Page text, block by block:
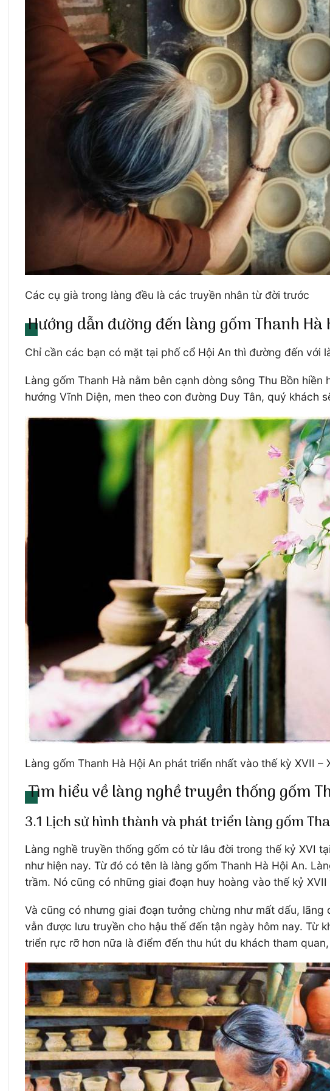
Các cụ già trong làng đều là các truyền nhân từ đời trước
Hướng dẫn đường đến làng gốm Thanh Hà
Chỉ cần các bạn có mặt tại phố cổ Hội An thì đường đến với
Làng gốm Thanh Hà nằm bên cạnh dòng sông Thu Bồn
hướng Vĩnh Diện, men theo con đường Duy Tân, quý khách
Làng gốm Thanh Hà Hội An phát triển nhất vào thế kỳ XVII –
Tìm hiểu về làng nghề truyền thống gốm
3.1 Lịch sử hình thành và phát triển làng gốm
Làng nghề truyền thống gốm có từ lâu đời trong thế kỷ XVI
như hiện nay. Từ đó có tên là làng gốm Thanh Hà Hội An.
trầm. Nó cũng có những giai đoạn huy hoàng vào thế kỷ
Và cũng có nhưng giai đoạn tưởng chừng như mất dấu,
vẫn được lưu truyền cho hậu thế đến tận ngày hôm nay. Từ
triển rực rỡ hơn nữa là điểm đến thu hút du khách tham